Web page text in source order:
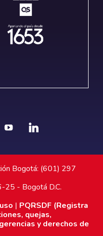
Bogotá: (601) 297
25 - Bogotá D.C.
| PQRSDF (Registra
quejas,
y derechos de